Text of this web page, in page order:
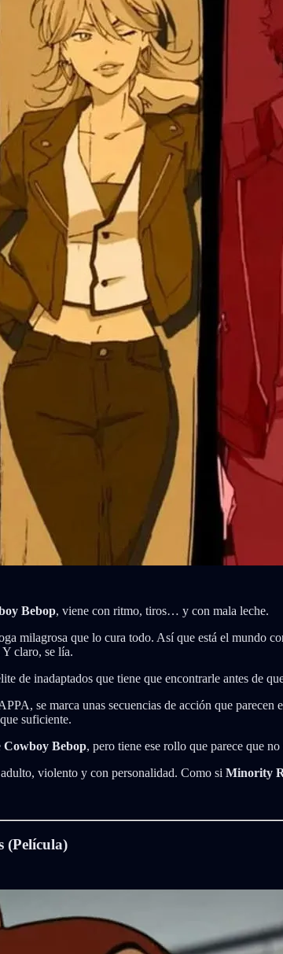
Bebop, viene con ritmo, tiros… y con mala leche.
milagrosa que lo cura todo. Así que está el mundo
claro, se lía.
de inadaptados que tiene que encontrarle antes de
se marca unas secuencias de acción que
suficiente.
Cowboy Bebop, pero tiene ese rollo que parece que
violento y con personalidad. Como si Minority
(Película)